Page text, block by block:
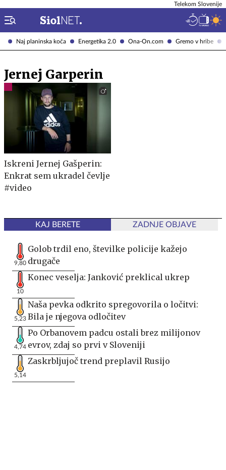
Naj planinska koča Energetika 2.0 Ona-On.com Gremo v hribe
Telekom Slovenije
Jernej Garperin
Iskreni Jernej Gašperin:
Enkrat sem ukradel čevlje
#video
KAJ BERETE ZADNJE OBJAVE
9,80
Golob trdil eno, številke policije kažejo
drugače
10
Konec veselja: Janković preklical ukrep
5,23
Naša pevka odkrito spregovorila o ločitvi:
Bila je njegova odločitev
4,74
Po Orbanovem padcu ostali brez milijonov
evrov, zdaj so prvi v Sloveniji
5,14
Zaskrbljujoč trend preplavil Rusijo